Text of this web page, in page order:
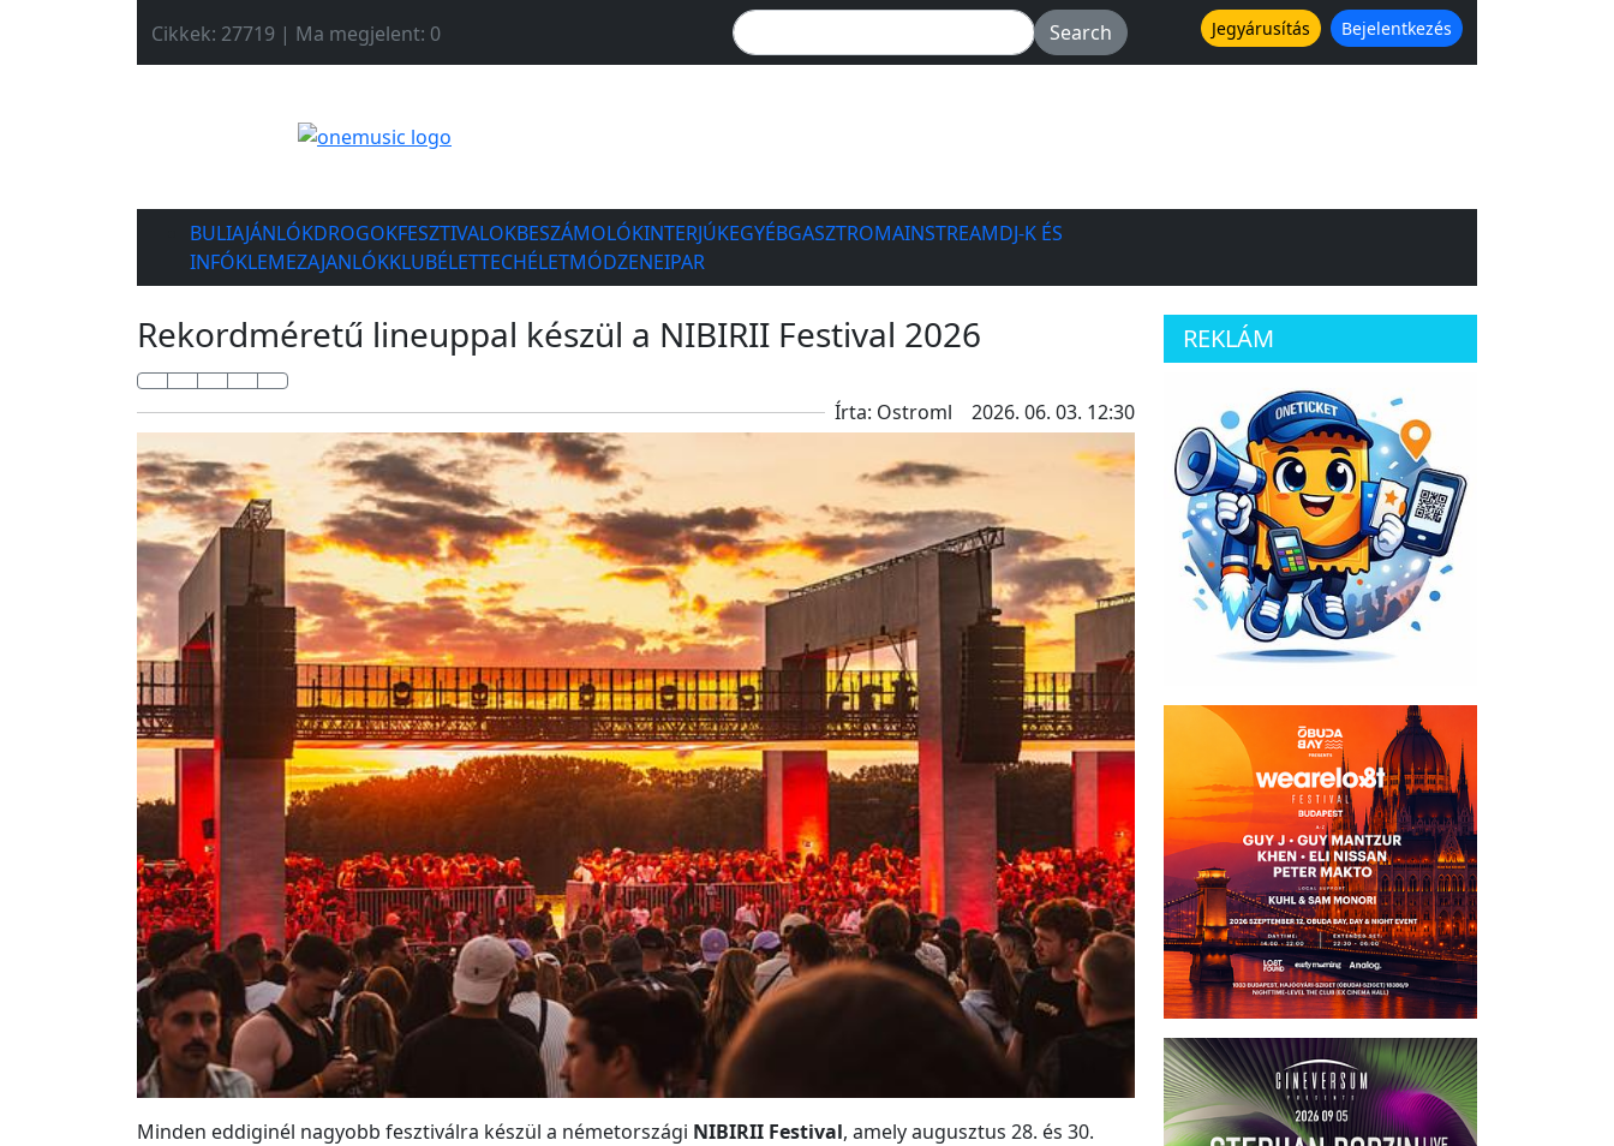
Cikkek: 27719 | Ma megjelent: 0 Jegyárusítás Bejelentkezés
BULIAJÁNLÓKDROGOKFESZTIVALOKBESZÁMOLÓKINTERJÚKEGYÉBGASZTROMAINSTREAMDJ-K ÉS
INFÓKLEMEZAJANLÓKKLUBÉLETTECHÉLETMÓDZENEIPAR
Rekordméretű lineuppal készül a NIBIRII Festival 2026
Írta: Ostroml 2026. 06. 03. 12:30
Minden eddiginél nagyobb fesztiválra készül a németországi NIBIRII Festival, amely augusztus 28. és 30.
REKLÁM